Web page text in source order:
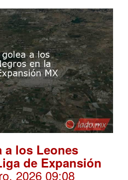
a los Leones
de Expansión
2026 09:08